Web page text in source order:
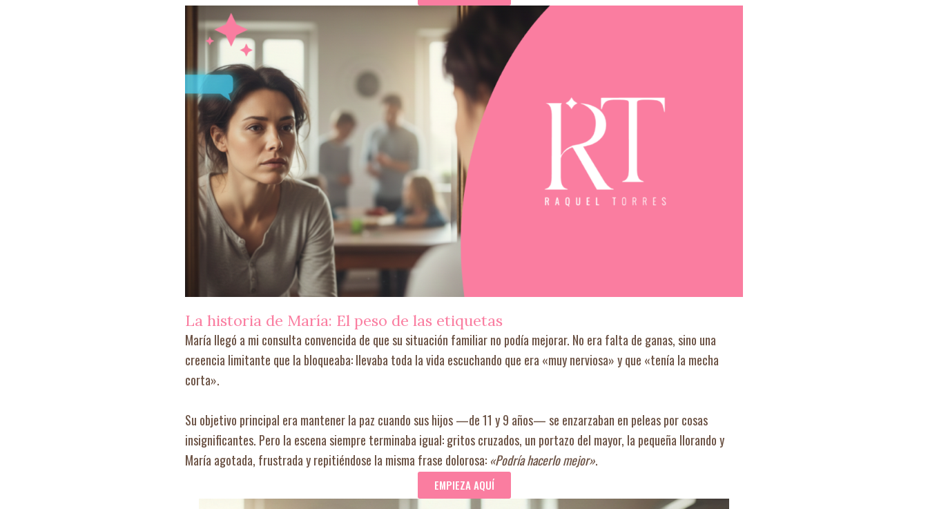
La historia de María: El peso de las etiquetas
María llegó a mi consulta convencida de que su situación familiar no podía mejorar. No era falta de ganas, sino una
creencia limitante que la bloqueaba: llevaba toda la vida escuchando que era «muy nerviosa» y que «tenía la mecha
corta».
Su objetivo principal era mantener la paz cuando sus hijos —de 11 y 9 años— se enzarzaban en peleas por cosas
insignificantes. Pero la escena siempre terminaba igual: gritos cruzados, un portazo del mayor, la pequeña llorando y
María agotada, frustrada y repitiéndose la misma frase dolorosa: «Podría hacerlo mejor».
EMPIEZA AQUÍ